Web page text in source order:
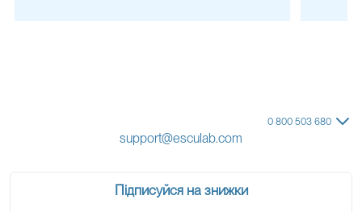
0 800 503 680
support@esculab.com
Підписуйся на знижки